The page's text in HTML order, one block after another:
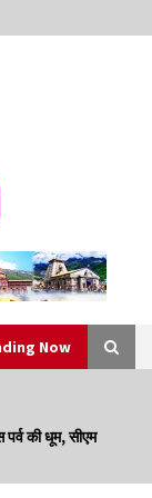
Now
अधिकार दिवस
नाम अब्दुल कलाम के नाम
की धूम, सीएम